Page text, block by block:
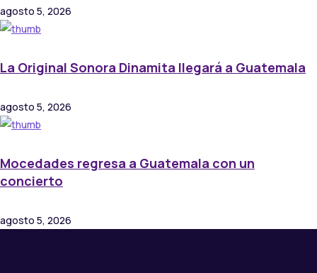
agosto 5, 2026
La Original Sonora Dinamita llegará a Guatemala
agosto 5, 2026
Mocedades regresa a Guatemala con un
concierto
agosto 5, 2026